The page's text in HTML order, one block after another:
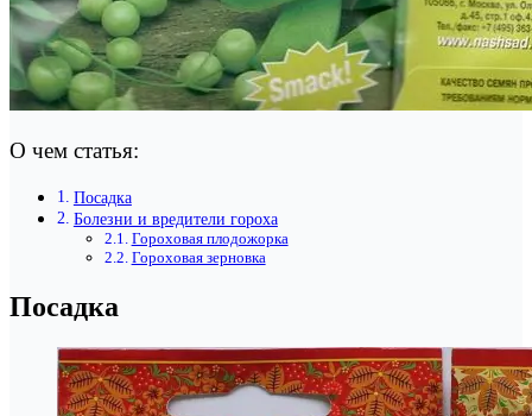
О чем статья:
Посадка
Болезни и вредители гороха
Гороховая плодожорка
Гороховая зерновка
Посадка